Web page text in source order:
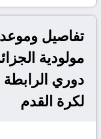
تفاصيل
دوري الرابطة
لكرة القدم